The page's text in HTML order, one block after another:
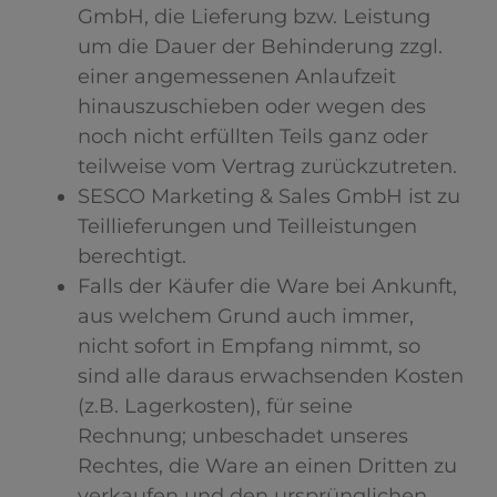
GmbH, die Lieferung bzw. Leistung
um die Dauer der Behinderung zzgl.
einer angemessenen Anlaufzeit
hinauszuschieben oder wegen des
noch nicht erfüllten Teils ganz oder
teilweise vom Vertrag zurückzutreten.
SESCO Marketing & Sales GmbH ist zu
Teillieferungen und Teilleistungen
berechtigt.
Falls der Käufer die Ware bei Ankunft,
aus welchem Grund auch immer,
nicht sofort in Empfang nimmt, so
sind alle daraus erwachsenden Kosten
(z.B. Lagerkosten), für seine
Rechnung; unbeschadet unseres
Rechtes, die Ware an einen Dritten zu